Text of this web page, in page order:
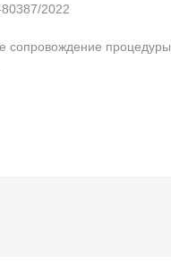
2022
сопровождение процедуры